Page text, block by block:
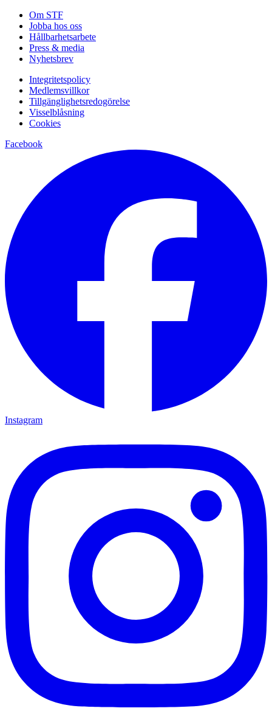
Om STF
Jobba hos oss
Hållbarhetsarbete
Press & media
Nyhetsbrev
Integritetspolicy
Medlemsvillkor
Tillgänglighetsredogörelse
Visselblåsning
Cookies
Facebook
Instagram